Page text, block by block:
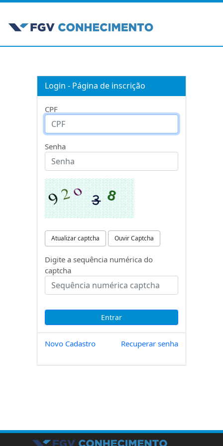
Login - Página de inscrição
CPF
Senha
Atualizar captcha Ouvir Captcha
Digite a sequência numérica do
captcha
Novo Cadastro Recuperar senha